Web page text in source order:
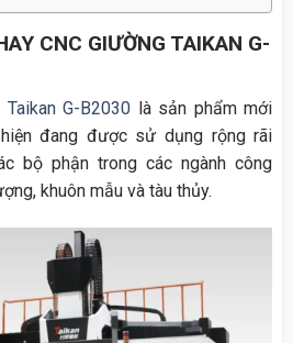
CNC GIƯỜNG TAIKAN G-
G-B2030 là sản phẩm mới
đang được sử dụng rộng rãi
bộ phận trong các ngành công
khuôn mẫu và tàu thủy.